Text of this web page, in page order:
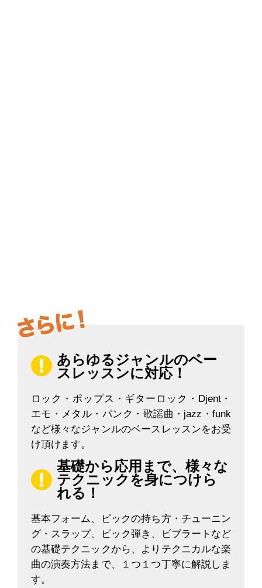
あらゆるジャンルのベー
スレッスンに対応！
ロック・ポップス・ギターロック・Djent・
エモ・メタル・パンク・歌謡曲・jazz・funk
など様々なジャンルのベースレッスンをお受
け頂けます。
基礎から応用まで、様々な
テクニックを身につけら
れる！
基本フォーム、ピックの持ち方・チューニン
グ・スラップ、ピック弾き、ビブラートなど
の基礎テクニックから、よりテクニカルな楽
曲の演奏方法まで、１つ１つ丁寧に解説しま
す。